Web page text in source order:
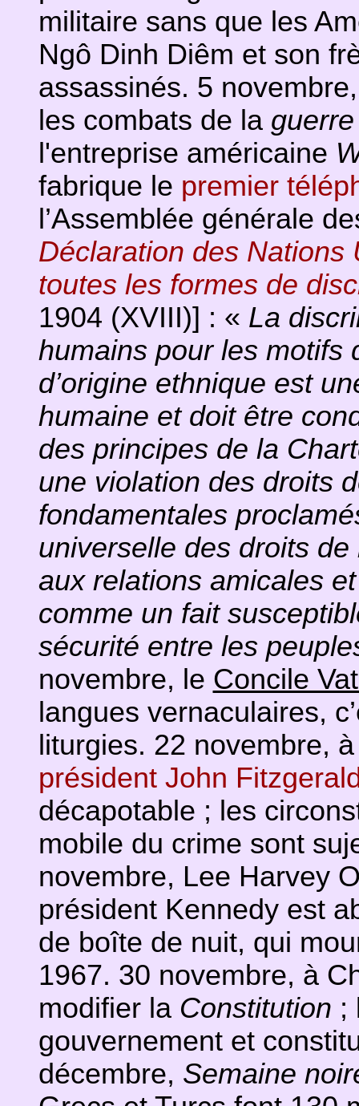
militaire sans que les
Ngô Dinh Diêm et son
assassinés. 5
les combats de la
l'entreprise américaine
fabrique le premier
l’Assemblée générale
Déclaration des Nations
toutes les formes de
1904 (XVIII)] : « La
humains pour les motifs
d’origine ethnique est
humaine et doit être
des principes de la
une violation des droits
fondamentales
universelle des droits de
aux relations amicales
comme un fait
sécurité entre les
novembre, le Concile
langues vernaculaires,
liturgies. 22 novembre,
président John
décapotable ; les
mobile du crime sont
novembre, Lee Harvey
président Kennedy est
de boîte de nuit, qui
1967. 30 novembre, à
modifier la Constitution ;
gouvernement et
décembre, Semaine